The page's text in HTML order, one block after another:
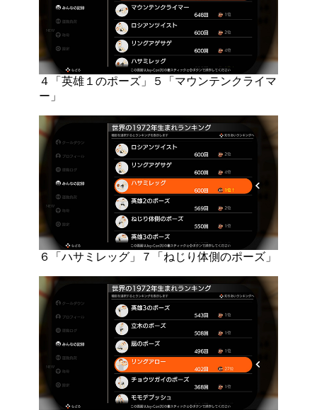
４「英雄１のポーズ」５「マウンテンクライマ
ー」
６「ハサミレッグ」７「ねじり体側のポーズ」